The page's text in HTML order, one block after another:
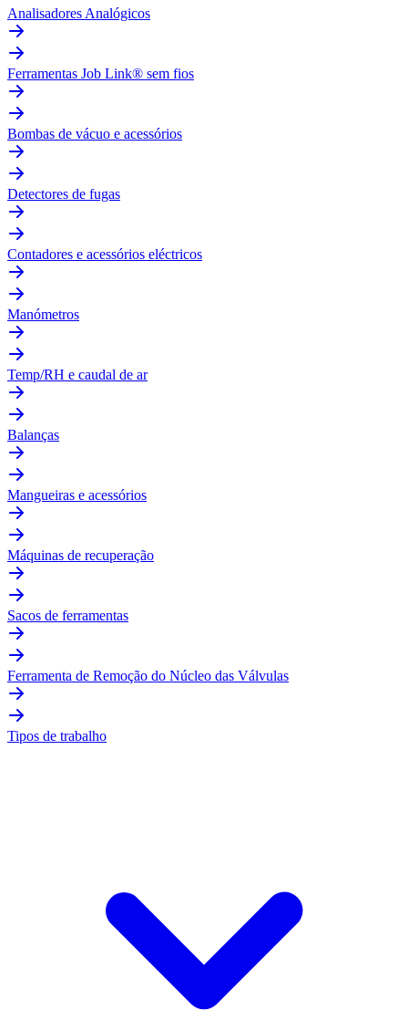
Analisadores Analógicos
Ferramentas Job Link® sem fios
Bombas de vácuo e acessórios
Detectores de fugas
Contadores e acessórios eléctricos
Manómetros
Temp/RH e caudal de ar
Balanças
Mangueiras e acessórios
Máquinas de recuperação
Sacos de ferramentas
Ferramenta de Remoção do Núcleo das Válvulas
Tipos de trabalho